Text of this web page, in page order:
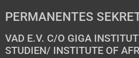
PERMANENTES
VAD E.V. C/O GIGA
STUDIEN/ INSTITUTE OF